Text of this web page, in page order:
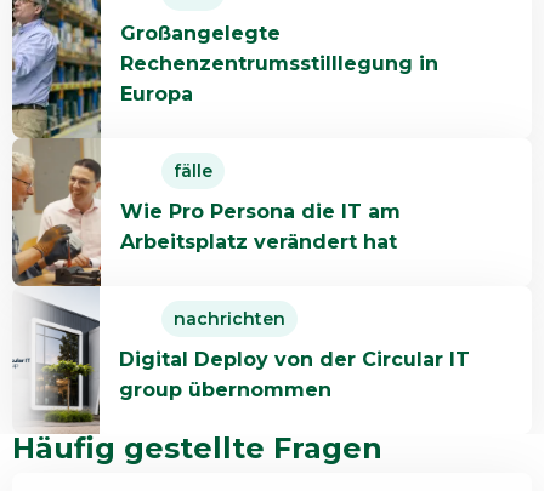
Großangelegte
Rechenzentrumsstilllegung in
Europa
about
Großangelegte
Rechenzentrumsstilllegung
in
Europa
fälle
Wie Pro Persona die IT am
Arbeitsplatz verändert hat
Read
more
about
Wie
Pro
Persona
die
IT
am
Arbeitsplatz
verändert
nachrichten
Digital Deploy von der Circular IT
group übernommen
Read
more
about
Digital
Deploy
von
Häufig gestellte Fragen